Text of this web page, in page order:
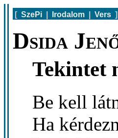
[ SzePi Irodalom Vers ]
Dsida
Tekintet
Be kell
Ha